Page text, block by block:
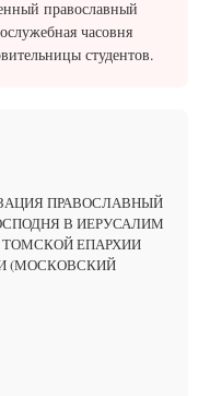
православный
часовня
студентов.
ПРАВОСЛАВНЫЙ
В ИЕРУСАЛИМ
ЕПАРХИИ
(МОСКОВСКИЙ